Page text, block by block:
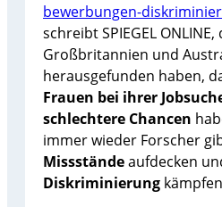
bewerbungen-
schreibt SPIEGEL
Großbritannien und
herausgefunden haben,
Frauen bei ihrer
schlechtere Chancen
immer wieder Forscher
Missständeaufdecken
Diskriminierung